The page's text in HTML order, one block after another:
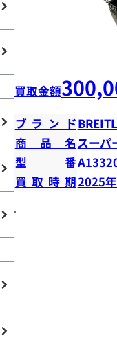
買取金額
ブランド
商品名スーパ
型番
買取時期2025